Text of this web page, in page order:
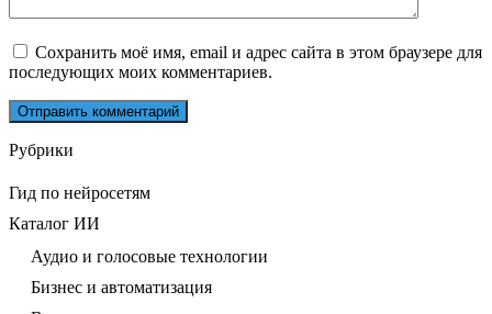
Сохранить моё имя, email и адрес сайта в этом браузере для
последующих моих комментариев.
Рубрики
Гид по нейросетям
Каталог ИИ
Аудио и голосовые технологии
Бизнес и автоматизация